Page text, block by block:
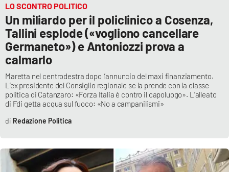
Apple
LO SCONTRO POLITICO
Un miliardo per il policlinico a Cosenza,
Tallini esplode («vogliono cancellare
Germaneto») e Antoniozzi prova a
calmarlo
Maretta nel centrodestra dopo l’annuncio del maxi finanziamento.
L’ex presidente del Consiglio regionale se la prende con la classe
politica di Catanzaro: «Forza Italia è contro il capoluogo». L’alleato
di Fdi getta acqua sul fuoco: «No a campanilismi»
Redazione Politica